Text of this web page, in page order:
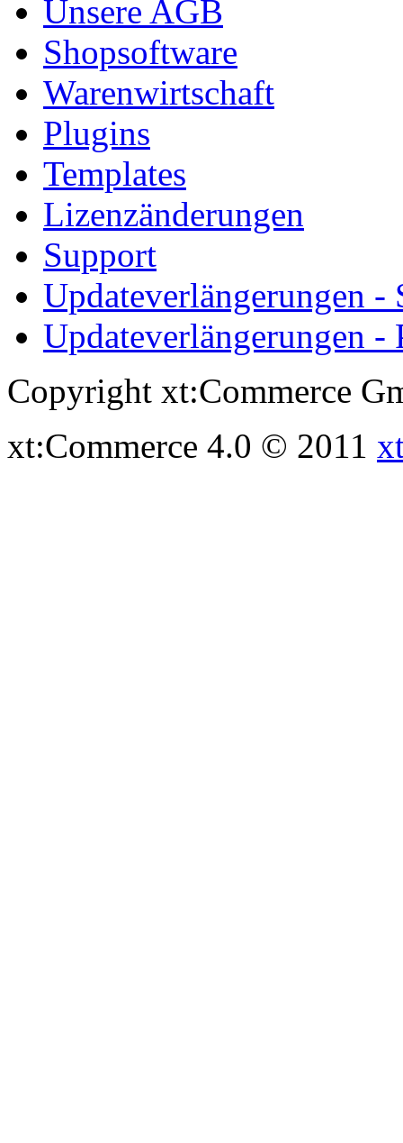
Unsere AGB
Shopsoftware
Warenwirtschaft
Plugins
Templates
Lizenzänderungen
Support
Updateverlängerungen -
Updateverlängerungen -
Copyright xt:Commerce
xt:Commerce 4.0 © 2011